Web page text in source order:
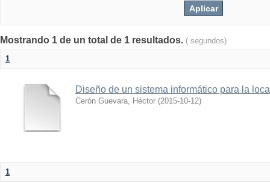
Mostrando 1 de un total de 1 resultados. ( segundos)
1
Diseño de un sistema informático para la
Cerón Guevara, Héctor (2015-10-12)
1